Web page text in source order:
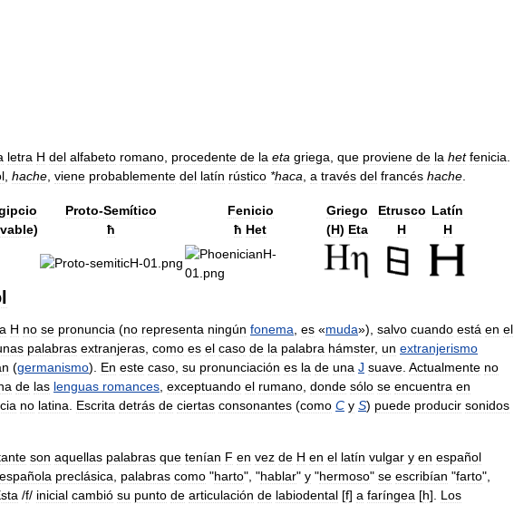
letra H del alfabeto romano procedente de la eta griega que proviene de la het fenicia
hache viene probablemente del latín rústico *haca a través del francés hache
)
Proto-Semítico
ħ
Fenicio
ħ Het
Griego
(H) Eta
Etrusco
H
Latín
H
H no se pronuncia (no representa ningún fonema es «muda»), salvo cuando está en el
palabras extranjeras como es el caso de la palabra hámster, un extranjerismo
(germanismo). En este caso su pronunciación es la de una J suave Actualmente no
de las lenguas romances exceptuando el rumano donde sólo se encuentra en
no latina Escrita detrás de ciertas consonantes (como C y S) puede producir sonidos
son aquellas palabras que tenían F en vez de H en el latín vulgar y en español
española preclásica palabras como "harto", "hablar" y "hermoso" se escribían "farto",
/f/ inicial cambió su punto de articulación de labiodental [f] a faríngea [h]. Los